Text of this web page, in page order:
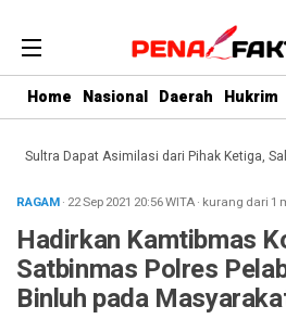
Home Nasional Daerah Hukrim
Dapat Asimilasi dari Pihak Ketiga, Salah
RAGAM· 22 Sep 2021 20:56WITA· kurang dari 1
Hadirkan Kamtibmas
Satbinmas Polres
Binluh pada